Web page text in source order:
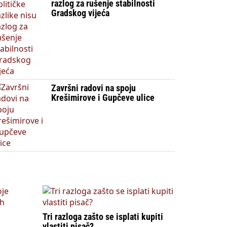
razlog za rušenje stabilnosti
Gradskog vijeća
Završni radovi na spoju
Krešimirove i Gupčeve ulice
Tri razloga zašto se isplati kupiti